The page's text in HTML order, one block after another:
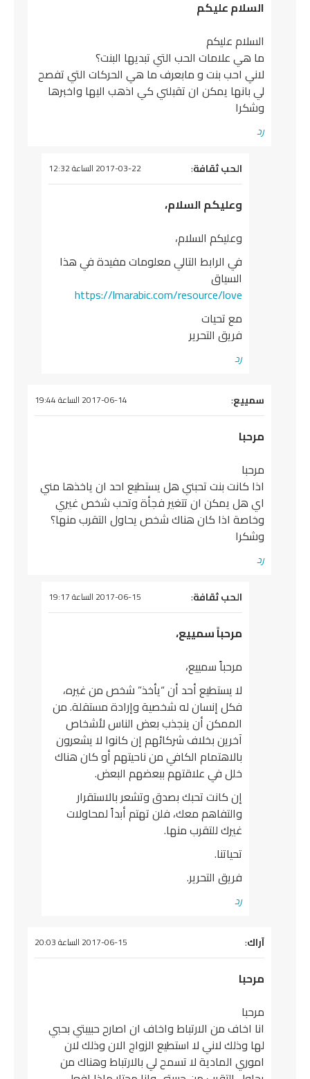
السلام عليكم
السلام عليكم
ما هي علامات الحب التي تبديها البنت؟
لاني احب بنت و مابعرف ما هي الحركات التي تفصح
لي بانها يمكن ان تقبلني كي اذهب اليها واخبرها
وشكرا
رد
يقول
الحب ثقافة: 2017-03-22 الساعة 12:32
وعليكم السلام،
وعليكم السلام،
في الرابط التالي معلومات مفيدة في هذا
السياق
https://lmarabic.com/resource/love
مع تحيات
فريق التحرير
رد
يقول
سمييع: 2017-06-14 الساعة 19:44
مرحبا
مرحبا
اذا كانت بنت تحبني هل يستطيع احد ان ياخذها مني
اي هل يمكن ان تتغير فجأة وتحب شخص غيري
وخاصة اذا كان هناك شخص يحاول التقرب منها؟
وشكرا
رد
يقول
الحب ثقافة: 2017-06-15 الساعة 19:17
مرحباً سمييع،
مرحباً سمييع،
لا يستطيع أحد أن “يأخذ” شخص من غيره،
فكل إنسان له شخصية وإرادة مستقلة. من
الممكن أن ينجذب بعض الناس لأشخاص
آخرين بخلاف شركائهم إن كانوا لا يشعرون
بالاهتمام الكافي من ناحيتهم أو كان هناك
خلل في علاقتهم ببعضهم البعض.
إن كانت تحبك بصدق وتشعر بالاستقرار
والتفاهم معك، فلن تهتم أبداً لمحاولات
غيرك للتقرب منها.
تحياتنا.
فريق التحرير.
رد
يقول
آراك: 2017-06-15 الساعة 20:03
مرحبا
مرحبا
انا اخاف من الارتباط واخاف ان اصارح حبيبتي بحبي
لها وذلك لاني لا استطيع الزواج الان وذلك لان
اموري المادية لا تسمح لي بالارتباط وهناك من